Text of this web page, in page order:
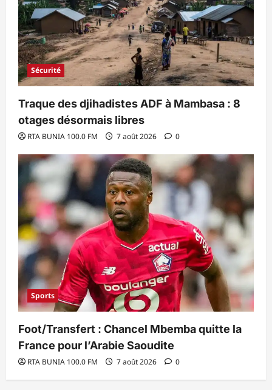
Sécurité
Traque des djihadistes ADF à Mambasa : 8
otages désormais libres
RTA BUNIA 100.0 FM 7 août 2026 0
Sports
Foot/Transfert : Chancel Mbemba quitte la
France pour l’Arabie Saoudite
RTA BUNIA 100.0 FM 7 août 2026 0